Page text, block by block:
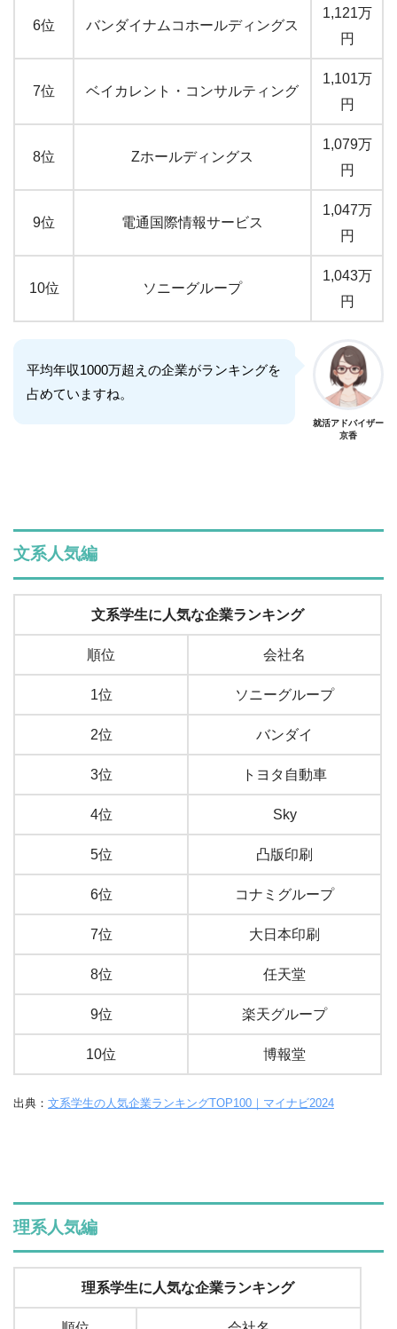
6位 バンダイナムコホールディングス
1,121万
円
7位 ベイカレント・コンサルティング
1,101万
円
8位 Zホールディングス
1,079万
円
9位 電通国際情報サービス
1,047万
円
10位 ソニーグループ
1,043万
円
平均年収1000万超えの企業がランキングを
占めていますね。
就活アドバイザー
京香
文系人気編
文系学生に人気な企業ランキング
順位 会社名
1位 ソニーグループ
2位 バンダイ
3位 トヨタ自動車
4位 Sky
5位 凸版印刷
6位 コナミグループ
7位 大日本印刷
8位 任天堂
9位 楽天グループ
10位 博報堂
出典： 文系学生の人気企業ランキングTOP100｜マイナビ2024
理系人気編
理系学生に人気な企業ランキング